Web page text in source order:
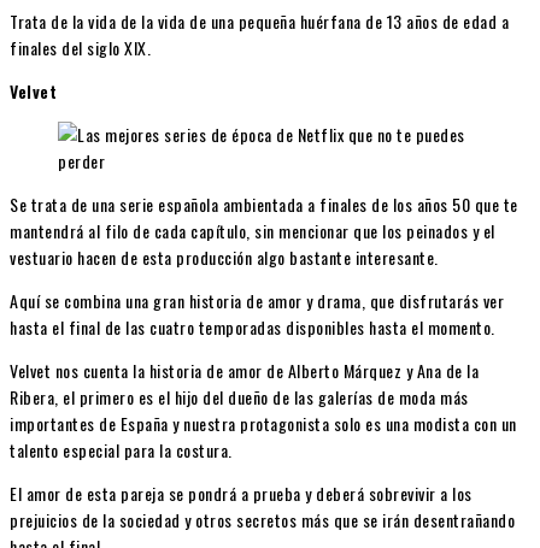
Trata de la vida de la vida de una pequeña huérfana de 13 años de edad a
finales del siglo XIX.
Velvet
Se trata de una serie española ambientada a finales de los años 50 que te
mantendrá al filo de cada capítulo, sin mencionar que los peinados y el
vestuario hacen de esta producción algo bastante interesante.
Aquí se combina una gran historia de amor y drama, que disfrutarás ver
hasta el final de las cuatro temporadas disponibles hasta el momento.
Velvet nos cuenta la historia de amor de Alberto Márquez y Ana de la
Ribera, el primero es el hijo del dueño de las galerías de moda más
importantes de España y nuestra protagonista solo es una modista con un
talento especial para la costura.
El amor de esta pareja se pondrá a prueba y deberá sobrevivir a los
prejuicios de la sociedad y otros secretos más que se irán desentrañando